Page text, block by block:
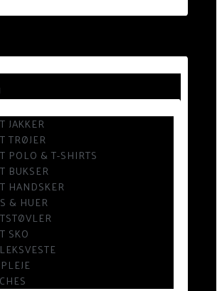
JAKKER
TRØJER
POLO & T-SHIRTS
BUKSER
HANDSKER
& HUER
SKO